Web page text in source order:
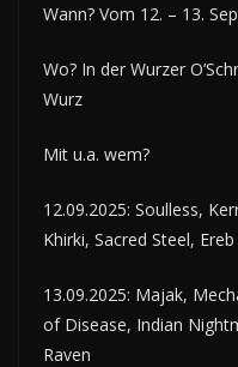
Wann? Vom 12. – 13.
Wo? In der Wurzer
Wurz
Mit u.a. wem?
12.09.2025: Soulless,
Khirki, Sacred Steel,
13.09.2025: Majak,
of Disease, Indian
Raven